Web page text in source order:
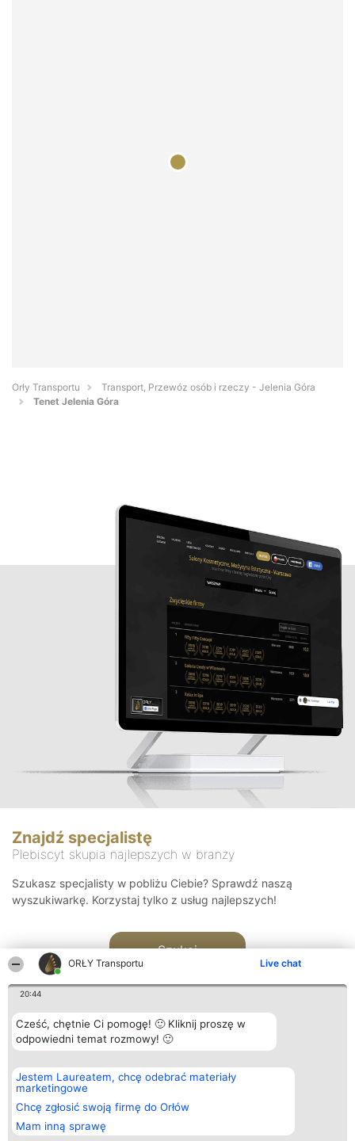
ORŁY Transportu Live chat
20:44
Cześć, chętnie Ci pomogę! 🙂 Kliknij proszę w
odpowiedni temat rozmowy! 🙂
Jestem Laureatem, chcę odebrać materiały
marketingowe
Chcę zgłosić swoją firmę do Orłów
Mam inną sprawę
Orły Transportu
Transport, Przewóz osób i rzeczy - Jelenia Góra
Tenet Jelenia Góra
Znajdź specjalistę
Plebiscyt skupia najlepszych w branży
Szukasz specjalisty w pobliżu Ciebie? Sprawdź naszą
wyszukiwarkę. Korzystaj tylko z usług najlepszych!
Szukaj
Organizator plebiscytu
Bright Side Solutions sp. z o.
o. sp. k.
ul. Ruska 22
Wrocław 50-079
KRS 0000749100 | Regon
381313360 | NIP 8943132676
Plebiscyt
Laureaci
wszystkich
Laureatów
Regulamin
Kontakt
Kontakt